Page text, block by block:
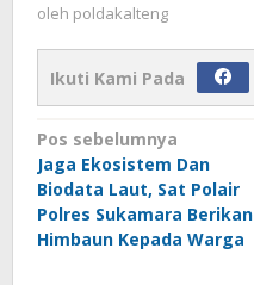
oleh poldakalteng
Ikuti Kami Pada
Navigasi
pos
Pos sebelumnya
Jaga Ekosistem Dan
Biodata Laut, Sat Polair
Polres Sukamara Berikan
Himbaun Kepada Warga